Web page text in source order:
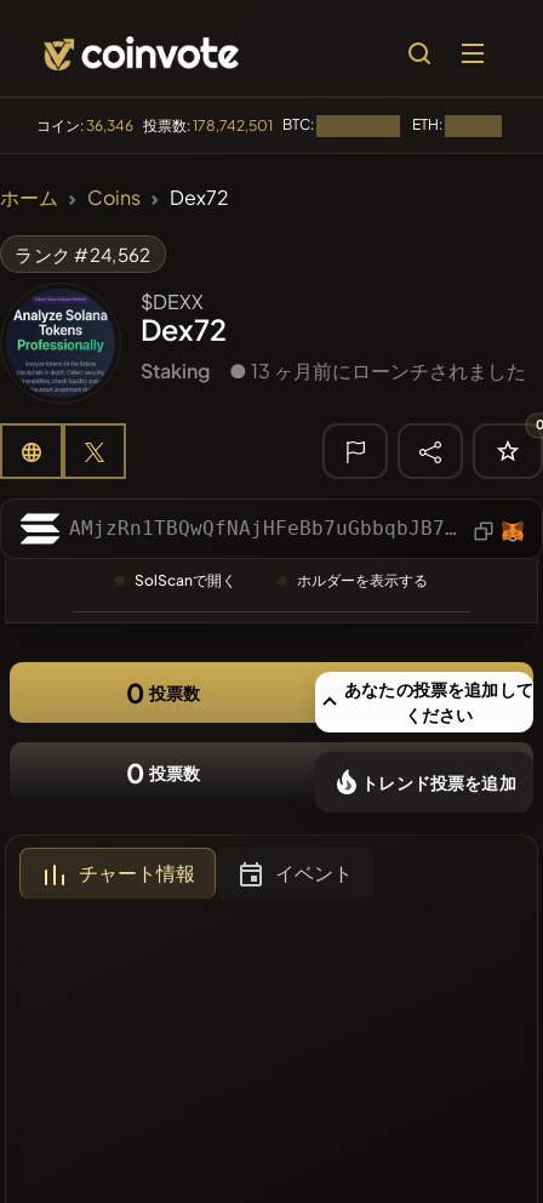
コイン:36,346 投票数:178,742,501 BTC: ETH:
#556
BullSync BULLSYNC
#1323
🔎 最近の検
索
❌最近のコ
インはあり
ホーム Coins Dex72
ランク #24,562
$DEXX
Dex72
Staking ● 13 ヶ月前にローンチされました
AMjzRn1TBQwQfNAjHFeBb7uGbbqbJB7FzXAnGgdFPk6K
SolScanで開く ホルダーを表示する
0 投票数
あなたの投票を追加して
ください
0 投票数 トレンド投票を追加
チャート情報 イベント